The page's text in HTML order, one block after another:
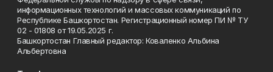
информационных технологий и массовых коммуникаций по
Республике Башкортостан. Регистрационный номер ПИ № ТУ
02 - 01808 от 19.05.2025 г.
Башкортостан Главный редактор: Коваленко Альбина
Альбертовна